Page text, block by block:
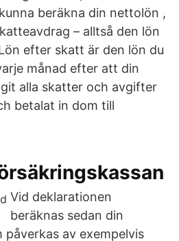
beräkna din nettolön ,
– alltså den lön
efter skatt är den lön du
månad efter att din
alla skatter och avgifter
betalat in dom till
Vid deklarationen
beräknas sedan din
av exempelvis